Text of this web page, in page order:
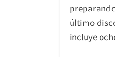
último
incluye